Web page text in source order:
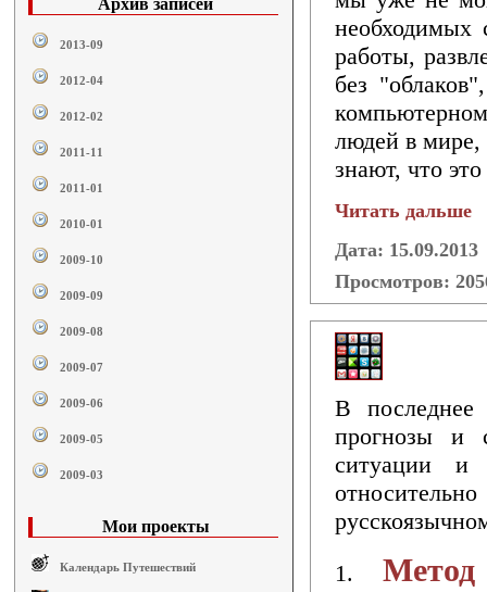
Архив записей
2013-09
2012-04
2012-02
2011-11
2011-01
2010-01
2009-10
2009-09
2009-08
2009-07
2009-06
2009-05
2009-03
Мои проекты
Календарь Путешествий
необходимых
работы,
без
людей в мире,
знают, что
Читать дальше
Дата: 15.09.2013
Просмотров:
В последнее
прогнозы и
ситуации и
1.